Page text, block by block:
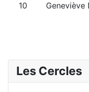
10
Geneviève
Les Cercles